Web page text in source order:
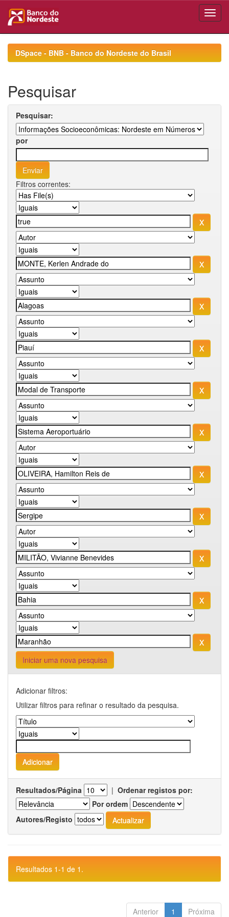
navigationDSpace - BNB - Banco do Nordeste do Brasil
Pesquisar
Pesquisar:
por
Filtros correntes:
Iniciar uma nova pesquisa
Adicionar filtros:
Utilizar filtros para refinar o resultado da pesquisa.
Resultados/Página | Ordenar registos por:
Por ordem
Autores/Registo
Resultados 1-1 de 1.
Anterior 1 Próxima